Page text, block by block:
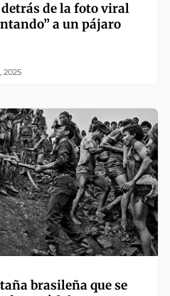
de la foto viral
a un pájaro
2025
brasileña que se